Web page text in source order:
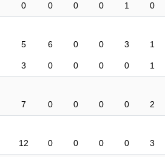
0 0 0 0 1 0
5 6 0 0 3 1
3 0 0 0 0 1
7 0 0 0 0 2
12 0 0 0 0 3